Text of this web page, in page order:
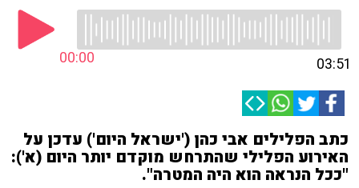
00:00 03:51
כתב הפלילים אבי כהן ('ישראל היום') עדכן על
האירוע הפלילי שהתרחש מוקדם יותר היום (א'):
"ככל הנראה הוא היה המטרה".